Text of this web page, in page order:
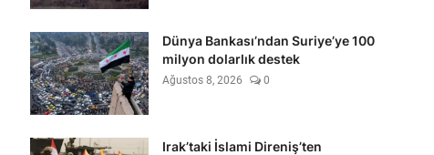
Dünya Bankası’ndan Suriye’ye 100
milyon dolarlık destek
Ağustos 8, 2026 0
Irak’taki İslami Direniş’ten